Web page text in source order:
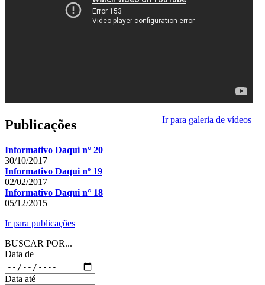
Ir para galeria de vídeos
Publicações
Informativo Daqui n° 20
30/10/2017
Informativo Daqui nº 19
02/02/2017
Informativo Daqui n° 18
05/12/2015
Ir para publicações
BUSCAR POR...
Data de
Data até